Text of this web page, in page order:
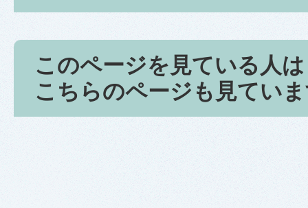
このページを見ている人は
こちらのページも見てい